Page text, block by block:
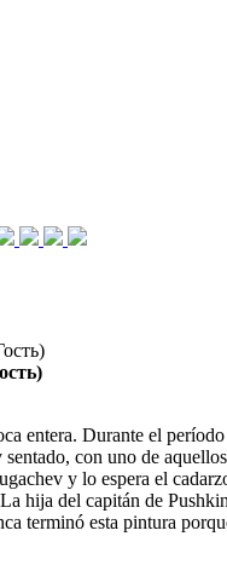
entera. Durante el
sentado, con uno de
y lo espera el
hija del capitán de
terminó esta pintura